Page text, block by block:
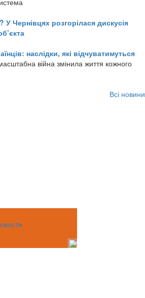
У Чернівцях розгорілася дискусія
наслідки, які відчуватимуться
війна змінила життя кожного
Всі новини